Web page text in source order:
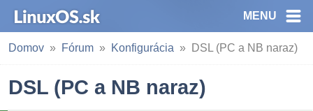
MENU
Domov Fórum Konfigurácia DSL (PC a NB naraz)
DSL (PC a NB naraz)